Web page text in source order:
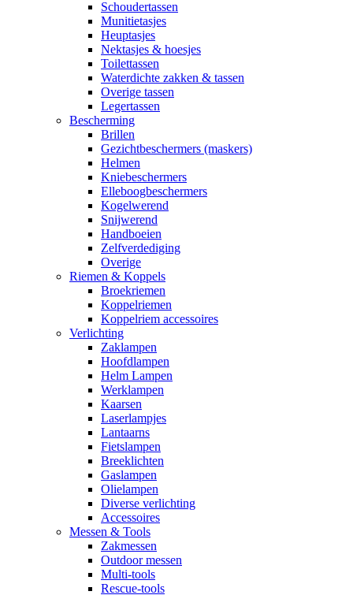
Schoudertassen
Munitietasjes
Heuptasjes
Nektasjes & hoesjes
Toilettassen
Waterdichte zakken & tassen
Overige tassen
Legertassen
Bescherming
Brillen
Gezichtbeschermers (maskers)
Helmen
Kniebeschermers
Elleboogbeschermers
Kogelwerend
Snijwerend
Handboeien
Zelfverdediging
Overige
Riemen & Koppels
Broekriemen
Koppelriemen
Koppelriem accessoires
Verlichting
Zaklampen
Hoofdlampen
Helm Lampen
Werklampen
Kaarsen
Laserlampjes
Lantaarns
Fietslampen
Breeklichten
Gaslampen
Olielampen
Diverse verlichting
Accessoires
Messen & Tools
Zakmessen
Outdoor messen
Multi-tools
Rescue-tools